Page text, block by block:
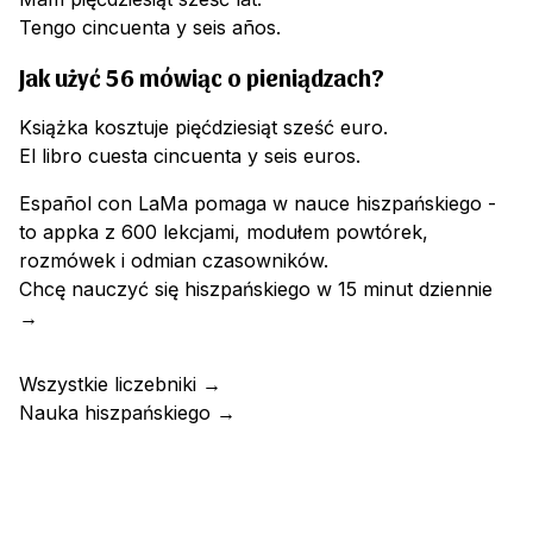
Tengo cincuenta y seis años.
Jak użyć 56 mówiąc o pieniądzach?
Książka kosztuje pięćdziesiąt sześć euro.
El libro cuesta cincuenta y seis euros.
Español con LaMa pomaga w nauce hiszpańskiego -
to appka z 600 lekcjami, modułem powtórek,
rozmówek i odmian czasowników.
Chcę nauczyć się hiszpańskiego w 15 minut dziennie
→
Wszystkie liczebniki →
Nauka hiszpańskiego →